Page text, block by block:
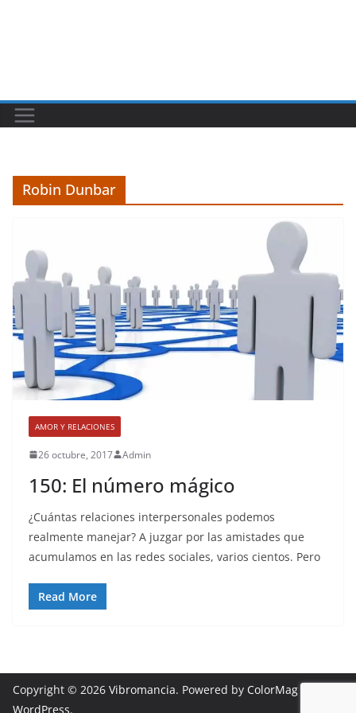
Robin Dunbar
AMOR Y RELACIONES
26 octubre, 2017 Admin
150: El número mágico
¿Cuántas relaciones interpersonales podemos
realmente manejar? A juzgar por las amistades que
acumulamos en las redes sociales, varios cientos. Pero
Read More
Copyright © 2026 Vibromancia. Powered by ColorMagand
WordPress.